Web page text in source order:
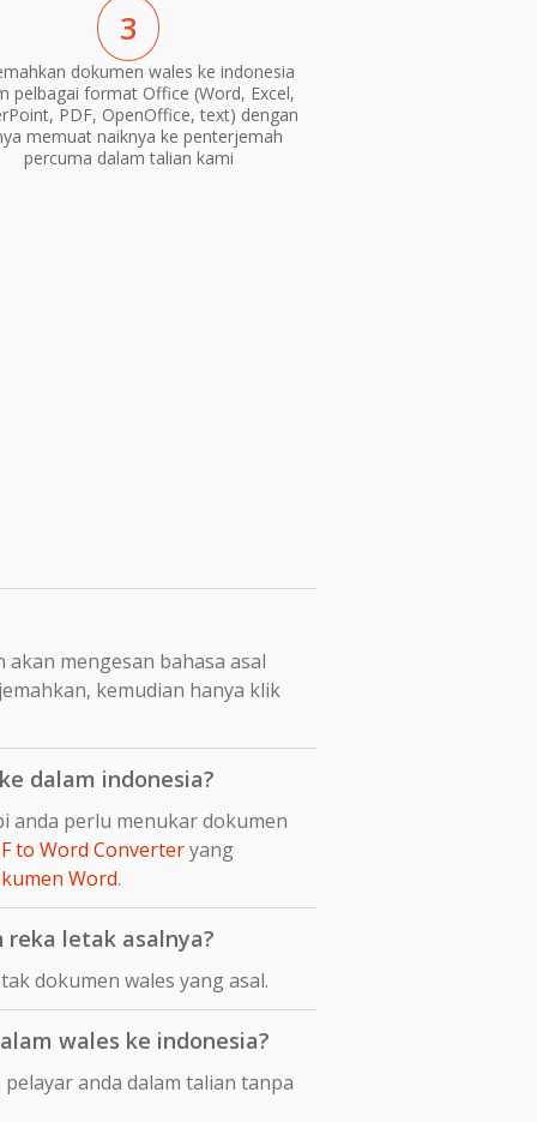
3
dokumen wales ke indonesia
pelbagai format Office (Word, Excel,
PDF, OpenOffice, text) dengan
memuat naiknya ke penterjemah
percuma dalam talian kami
mengesan bahasa asal
kemudian hanya klik
dalam indonesia?
anda perlu menukar dokumen
to Word Converteryang
Word.
reka letak asalnya?
dokumen wales yang asal.
wales ke indonesia?
anda dalam talian tanpa